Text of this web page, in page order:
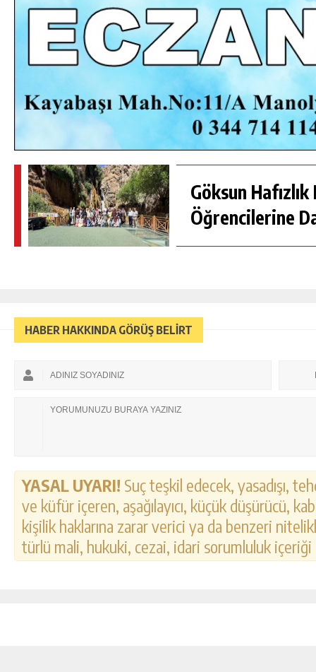
Göksun Hafızlık
Öğrencilerine
HABER HAKKINDA GÖRÜŞ BELİRT
YASAL UYARI! Suç teşkil edecek, yasadışı,
ve küfür içeren, aşağılayıcı, küçük düşürücü,
kişilik haklarına zarar verici ya da benzeri
türlü mali, hukuki, cezai, idari sorumluluk
GÜNLÜK HABER AKIŞI
GÖKSUN HAFIZLIK KIZ KUR’AN KURSU
ÖĞRENCILERINE DARENDE GEZISI.